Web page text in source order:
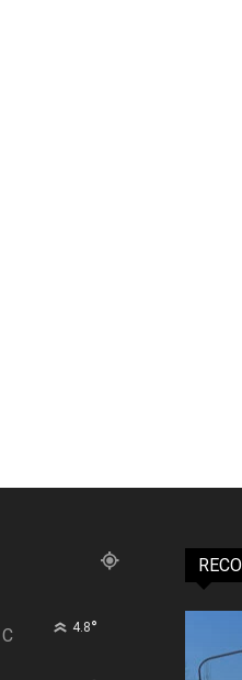
C 4.8°